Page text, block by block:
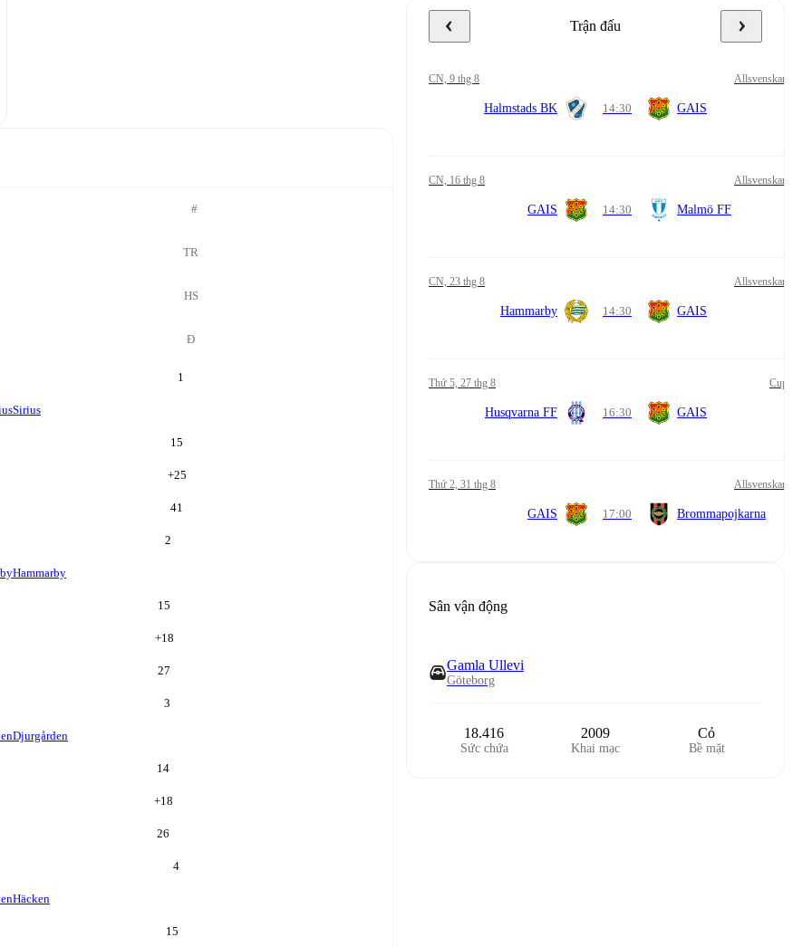
#
TR
HS
Đ
1
Sirius
15
+25
41
2
Hammarby
15
+18
27
3
Djurgården
14
+18
26
4
Häcken
15
Trận đấu
CN, 9 thg 8 Allsvenskan
Halmstads BK 14:30 GAIS
CN, 16 thg 8 Allsvenskan
GAIS 14:30 Malmö FF
CN, 23 thg 8 Allsvenskan
Hammarby 14:30 GAIS
Thứ 5, 27 thg 8 Cup
Husqvarna FF 16:30 GAIS
Thứ 2, 31 thg 8 Allsvenskan
GAIS 17:00 Brommapojkarna
Sân vận động
Gamla Ullevi
Göteborg
18.416
Sức chứa
2009
Khai mạc
Cỏ
Bề mặt